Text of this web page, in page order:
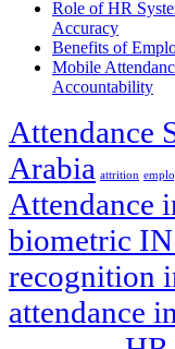
Role of HR
Accuracy
Benefits of
Mobile
Accountability
Attendance
Arabia attrition
Attendance
biometric
recognition
attendance